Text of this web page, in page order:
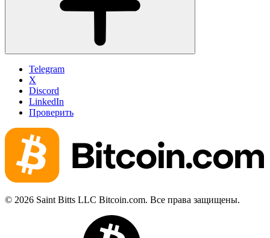
Telegram
X
Discord
LinkedIn
Проверить
© 2026 Saint Bitts LLC Bitcoin.com. Все права защищены.